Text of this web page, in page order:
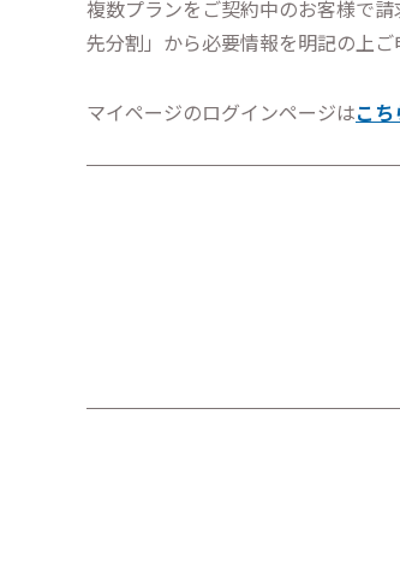
複数プランをご契約中のお客様で
先分割」から必要情報を明記の上ご
マイページのログインページはこち